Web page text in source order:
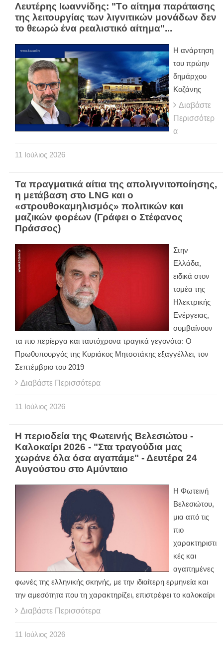
Λευτέρης Ιωαννίδης: "Tο αίτημα παράτασης
της λειτουργίας των λιγνιτικών μονάδων δεν
το θεωρώ ένα ρεαλιστικό αίτημα"...
Η ανάρτηση
του πρώην
δημάρχου
Κοζάνης
Διαβάστε
Περισσότερ
α
11 Ιούλιος 2026
Τα πραγματικά αίτια της απολιγνιτοποίησης,
η μετάβαση στο LNG και ο
«στρουθοκαμηλισμός» πολιτικών και
μαζικών φορέων (Γράφει ο Στέφανος
Πράσσος)
Στην
Ελλάδα,
ειδικά στον
τομέα της
Ηλεκτρικής
Ενέργειας,
συμβαίνουν
τα πιο περίεργα και ταυτόχρονα τραγικά γεγονότα: Ο
Πρωθυπουργός της Κυριάκος Μητσοτάκης εξαγγέλλει, τον
Σεπτέμβριο του 2019
Διαβάστε Περισσότερα
11 Ιούλιος 2026
Η περιοδεία της Φωτεινής Βελεσιώτου -
Καλοκαίρι 2026 - "Στα τραγούδια μας
χωράνε όλα όσα αγαπάμε" - Δευτέρα 24
Αυγούστου στο Αμύνταιο
Η Φωτεινή
Βελεσιώτου,
μια από τις
πιο
χαρακτηριστι
κές και
αγαπημένες
φωνές της ελληνικής σκηνής, με την ιδιαίτερη ερμηνεία και
την αμεσότητα που τη χαρακτηρίζει, επιστρέφει το καλοκαίρι
Διαβάστε Περισσότερα
11 Ιούλιος 2026